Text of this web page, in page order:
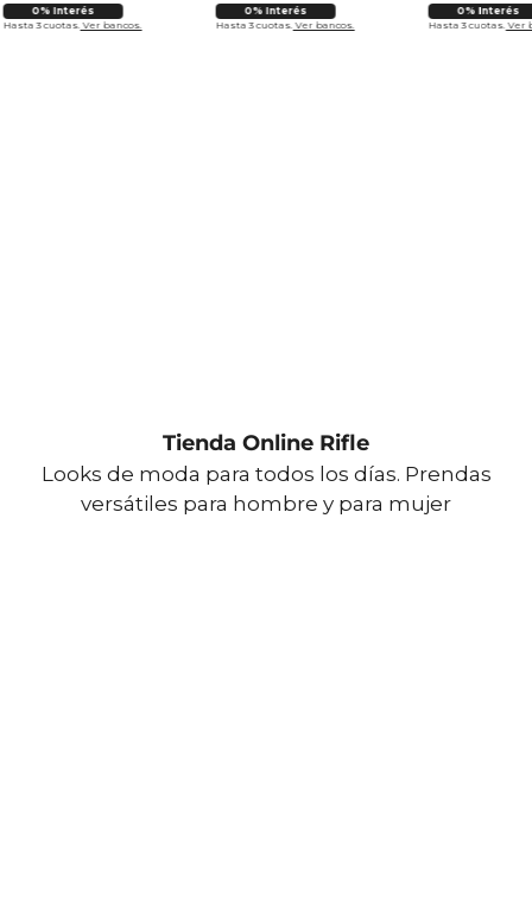
0% Interés
Hasta 3 cuotas. Ver bancos.
0% Interés
Hasta 3 cuotas. Ver bancos.
0% Interés
Hasta 3 cuotas. Ver
Tienda Online Rifle
Looks de moda para todos los días. Prendas
versátiles para hombre y para mujer